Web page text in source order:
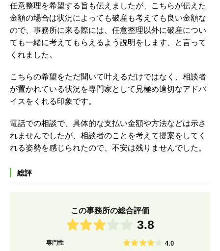
任意整理を希望する旨も伝えましたが、こちらが伝えた
金額の場合は状況によっても破産も考えても良い金額な
ので、事務所に来る際には、任意整理以外に破産につい
ても一緒に考えてもらえるよう説明をします、と言って
くれました。
こちらの希望をただ聞いて叶えるだけではなく、相談者
が置かれている状況を専門家として見極め適切なアドバ
イスをくれる印象です。
電話での相談で、具体的な支払い金額や方法などは示さ
れませんでしたが、相談者のことを考えて提案をしてく
れる姿勢を感じられたので、不安は残りませんでした。
総評
この事務所の総合評価
3.8
専門性 4.0